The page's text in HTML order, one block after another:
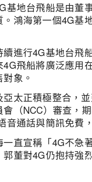
基地台飛船是由董
鴻海第一個4G基
續進行4G基地台飛
飛船將廣泛應用
象。
亞太正積極整合，
會（NCC）審查，
音通話與簡訊免費
一直宣稱「4G不急
董對4G仍抱持強